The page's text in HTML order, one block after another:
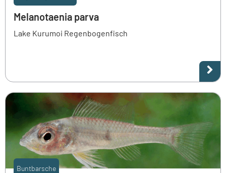
Melanotaenia parva
Lake Kurumoi Regenbogenfisch
Buntbarsche